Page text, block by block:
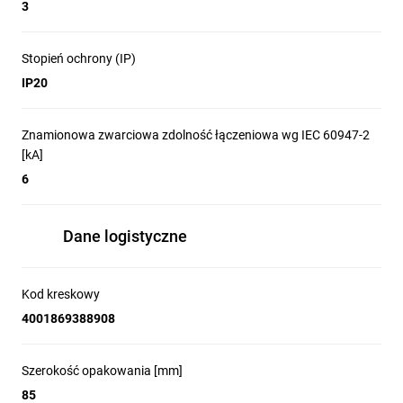
wobec sieci
Ile maksymalnie
przewodów można
podłączyć pod zacisk?
Wyłączniki 5SL dają możliwość załączania i ochrony
podłączenie dwóch przewodów (o tym samym przekroju), a
także przewodu razem z szyną łączeniową sztyftową.
3
Stopień ochrony (IP)
IP20
Znamionowa zwarciowa zdolność łączeniowa wg IEC 60947-2
[kA]
6
Dane logistyczne
Kod kreskowy
4001869388908
Szerokość opakowania [mm]
85